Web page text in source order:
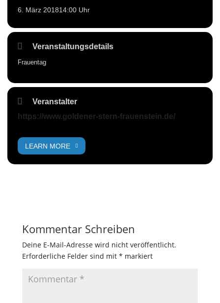
6. März 201814:00 Uhr
Veranstaltungsdetails
Frauentag
Veranstalter
https://www.goldener-stern-frauenstein.de/
LEARN MORE
Kommentar Schreiben
Deine E-Mail-Adresse wird nicht veröffentlicht.
Erforderliche Felder sind mit * markiert